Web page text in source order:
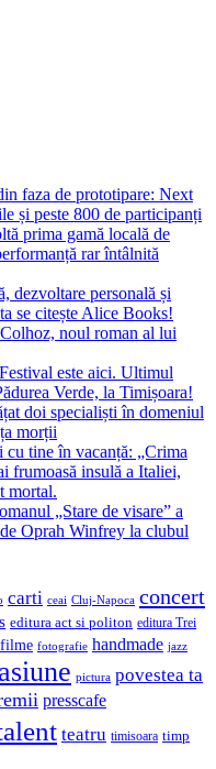
faza de prototipare: Next
și peste 800 de participanți
prima gamă locală de
rar întâlnită
dezvoltare personală și
se citește Alice Books!
noul roman al lui
este aici. Ultimul
Verde, la Timișoara!
doi specialiști în domeniul
morții
cu tine în vacanță: „Crima
frumoasă insulă a Italiei,
mortal.
„Stare de visare” a
Oprah Winfrey la clubul
carti ceai Cluj-Napoca concert
editura act si politon editura Trei
filme fotografie handmade jazz
pictura povestea ta
presscafe
teatru timisoara timp